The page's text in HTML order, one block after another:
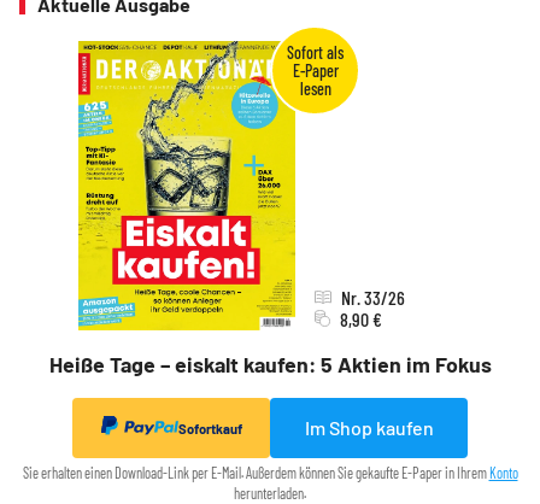
Heiße Tage – eiskalt kaufen: 5 Aktien im Fokus
Nr. 33/26
8,90 €
Sofortkauf Im Shop kaufen
Sie erhalten einen Download-Link per E-Mail. Außerdem können Sie gekaufte E-Paper in Ihrem Konto
herunterladen.